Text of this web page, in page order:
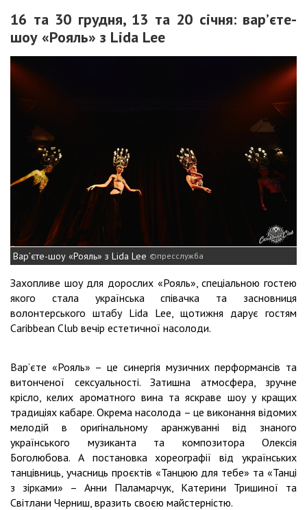
16 та 30 грудня, 13 та 20 січня: вар’єте-
шоу «Рояль» з Lida Lee
Вар’єте-шоу «Рояль» з Lida Lee пресслужба
Захопливе шоу для дорослих «Рояль», спеціальною гостею
якого стала українська співачка та засновниця
волонтерського штабу Lida Lee, щотижня дарує гостям
Caribbean Club вечір естетичної насолоди.
Вар’єте «Рояль» – це синергія музичних перформансів та
витонченої сексуальності. Затишна атмосфера, зручне
крісло, келих ароматного вина та яскраве шоу у кращих
традиціях кабаре. Окрема насолода – це виконання відомих
мелодій в оригінальному аранжуванні від знаного
українського музиканта та композитора Олексія
Боголюбова. А постановка хореографії від українських
танцівниць, учасниць проєктів «Танцюю для тебе» та «Танці
з зірками» – Анни Паламарчук, Катерини Тришиної та
Світлани Черниш, вразить своєю майстерністю.